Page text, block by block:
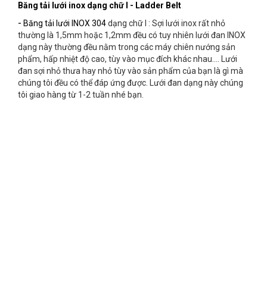
Băng tải lưới inox dạng chữ I - Ladder Belt
- Băng tải lưới INOX 304dạng chữ I : Sợi lưới inox rất nhỏ
thường là 1,5mm hoặc 1,2mm đều có tuy nhiên lưới đan INOX
dạng này thường đều nằm trong các máy chiên nướng sản
phẩm, hấp nhiệt độ cao, tùy vào mục đích khác nhau.... Lưới
đan sợi nhỏ thưa hay nhỏ tùy vào sản phẩm của bạn là gì mà
chúng tôi đều có thể đáp ứng được. Lưới đan dạng này chúng
tôi giao hàng từ 1-2 tuần nhé bạn.